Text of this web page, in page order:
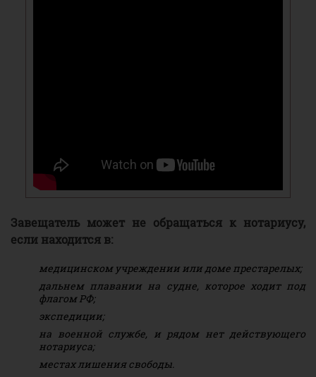
Завещатель может не обращаться к нотариусу,
если находится в:
медицинском учреждении или доме престарелых;
дальнем плавании на судне, которое ходит под
флагом РФ;
экспедиции;
на военной службе, и рядом нет действующего
нотариуса;
местах лишения свободы.